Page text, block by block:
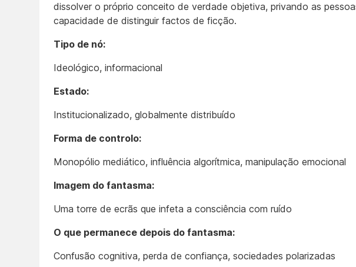
dissolver o próprio conceito de verdade objetiva, privando as
capacidade de distinguir factos de ficção.
Tipo de nó:
Ideológico, informacional
Estado:
Institucionalizado, globalmente distribuído
Forma de controlo:
Monopólio mediático, influência algorítmica, manipulação emocional
Imagem do fantasma:
Uma torre de ecrãs que infeta a consciência com ruído
O que permanece depois do fantasma:
Confusão cognitiva, perda de confiança, sociedades polarizadas